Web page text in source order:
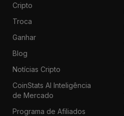
Cripto
Troca
Ganhar
Blog
Notícias Cripto
CoinStats AI Inteligência
de Mercado
Programa de Afiliados